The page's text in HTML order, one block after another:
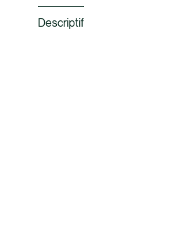
Descriptif